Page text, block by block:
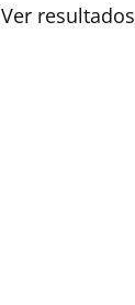
Ver resultados